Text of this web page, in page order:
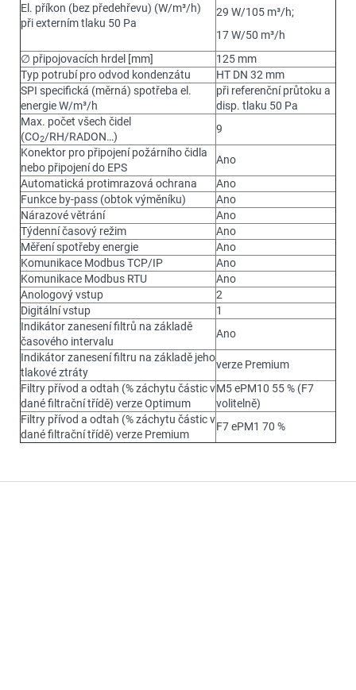
El. příkon (bez předehřevu) (W/m³/h)
při externím tlaku 50 Pa
29 W/105 m³/h;
17 W/50 m³/h
∅ připojovacích hrdel [mm]
125 mm
Typ potrubí pro odvod kondenzátu
HT DN 32 mm
SPI specifická (měrná) spotřeba el.
energie W/m³/h
při referenční průtoku a
disp. tlaku 50 Pa
Max. počet všech čidel
(CO2/RH/RADON…)
9
Konektor pro připojení požárního čidla
nebo připojení do EPS
Ano
Automatická protimrazová ochrana
Ano
Funkce by-pass (obtok výměníku)
Ano
Nárazové větrání
Ano
Týdenní časový režim
Ano
Měření spotřeby energie
Ano
Komunikace Modbus TCP/IP
Ano
Komunikace Modbus RTU
Ano
Anologový vstup
2
Digitální vstup
1
Indikátor zanesení filtrů na základě
časového intervalu
Ano
Indikátor zanesení filtru na základě jeho
tlakové ztráty
verze Premium
Filtry přívod a odtah (% záchytu částic v
dané filtrační třídě) verze Optimum
M5 ePM10 55 % (F7
volitelně)
Filtry přívod a odtah (% záchytu částic v
dané filtrační třídě) verze Premium
F7 ePM1 70 %